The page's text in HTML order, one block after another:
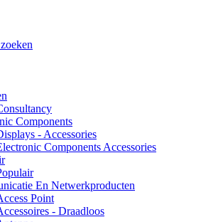
Components
- Accessories
Components Accessories
En Netwerkproducten
Point
- Draadloos